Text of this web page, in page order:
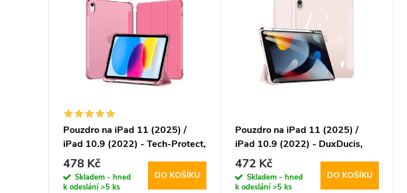
Pouzdro na iPad 11 (2025) /
iPad 10.9 (2022) - Tech-Protect,
SmartCase Hybrid Magenta
478 Kč
Skladem - hned
k odeslání>5 ks
DO KOŠÍKU
Pouzdro na iPad 11 (2025) /
iPad 10.9 (2022) - DuxDucis,
Toby Pink
472 Kč
Skladem - hned
k odeslání>5 ks
DO KOŠÍKU